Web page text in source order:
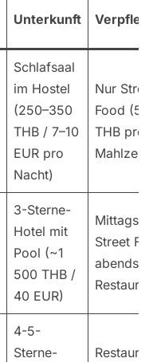
Unterkunft
Schlafsaal
im Hostel
(250–350
THB / 7–10
EUR pro
Nacht)
Nur
Food
THB pro
Mahlzeit)
3-Sterne-
Hotel mit
Pool (~1
500 THB /
40 EUR)
Mittags
Street
abends
4-5-
Sterne-